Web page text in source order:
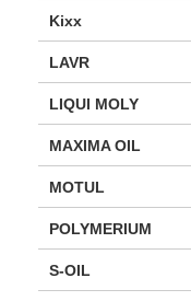
Kixx
LAVR
LIQUI MOLY
MAXIMA OIL
MOTUL
POLYMERIUM
S-OIL